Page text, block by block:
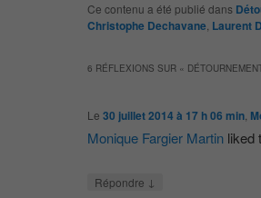
Ce contenu a été publié dans
Christophe Dechavane, Laurent
6 RÉFLEXIONS SUR «
Le 30 juillet 2014 à 17 h 06 min,
Monique Fargier Martinliked
Répondre ↓